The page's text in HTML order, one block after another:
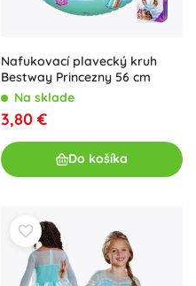
Nafukovací plavecký kruh
Bestway Princezny 56 cm
Na sklade
3,80 €
Do košíka